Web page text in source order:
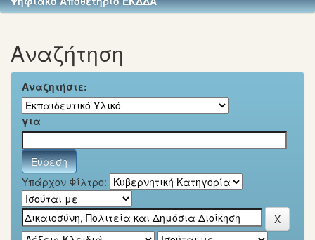
Αναζήτηση
Αναζητήστε:
για
Υπάρχον Φίλτρο: